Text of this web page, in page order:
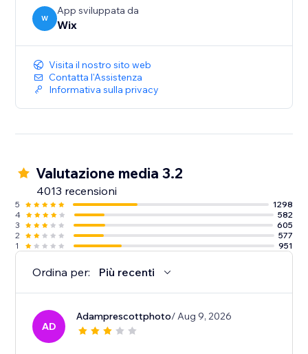
W
App sviluppata da
Wix
Visita il nostro sito web
Contatta l'Assistenza
Informativa sulla privacy
Valutazione media 3.2
4013 recensioni
5
1298
4
582
3
605
2
577
1
951
Ordina per: Più recenti
AD
Adamprescottphoto/ Aug 9, 2026